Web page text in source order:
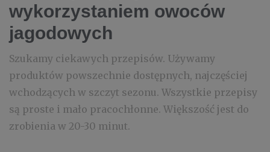
wykorzystaniem owoców
jagodowych
Szukamy ciekawych przepisów. Używamy
produktów powszechnie dostępnych, najczęściej
wchodzących w szczyt sezonu. Wszystkie przepisy
są proste i mało pracochłonne. Większość jest do
zrobienia w 20-30 minut.